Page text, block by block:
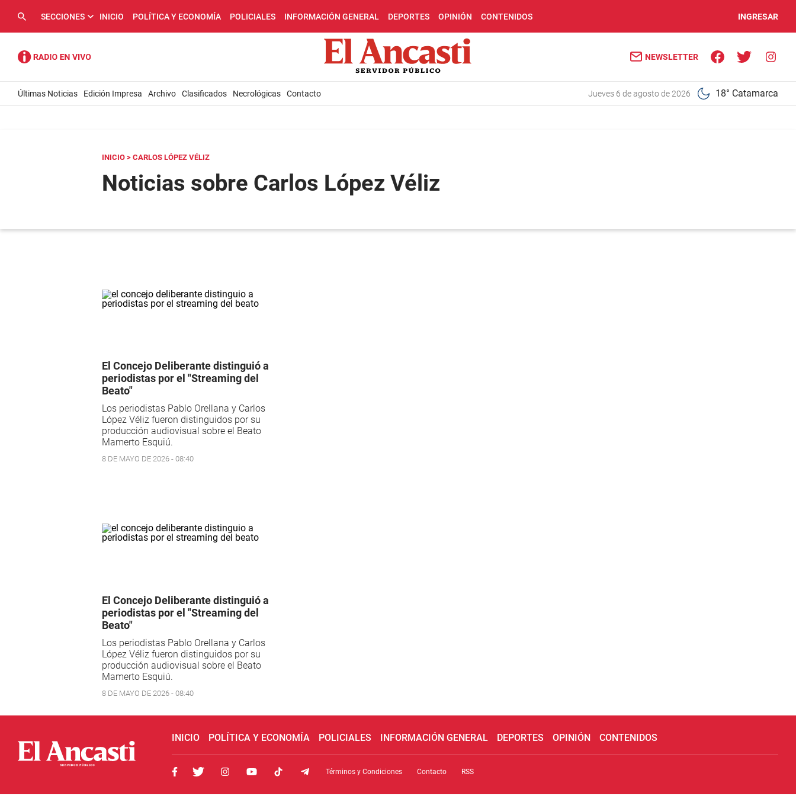
SECCIONES INICIO POLÍTICA Y ECONOMÍA POLICIALES INFORMACIÓN GENERAL DEPORTES OPINIÓN CONTENIDOS INGRESAR
NEWSLETTER
Últimas Noticias Edición Impresa Archivo Clasificados Necrológicas Contacto jueves 6 de agosto de 2026 18° Catamarca
INICIO > CARLOS LÓPEZ VÉLIZ
Noticias sobre Carlos López Véliz
El Concejo Deliberante distinguió a
periodistas por el "Streaming del
Beato"
Los periodistas Pablo Orellana y Carlos
López Véliz fueron distinguidos por su
producción audiovisual sobre el Beato
Mamerto Esquiú.
8 DE MAYO DE 2026 - 08:40
El Concejo Deliberante distinguió a
periodistas por el "Streaming del
Beato"
Los periodistas Pablo Orellana y Carlos
López Véliz fueron distinguidos por su
producción audiovisual sobre el Beato
Mamerto Esquiú.
8 DE MAYO DE 2026 - 08:40
INICIO POLÍTICA Y ECONOMÍA POLICIALES INFORMACIÓN GENERAL DEPORTES OPINIÓN CONTENIDOS
Términos y Condiciones Contacto RSS